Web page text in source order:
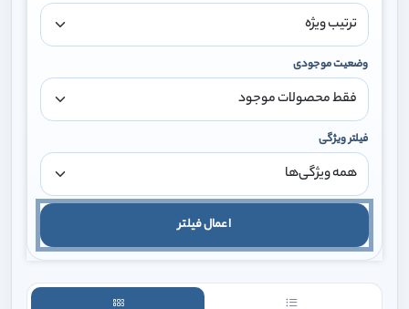
وضعیت موجودی
فیلتر ویژگی
اعمال فیلتر